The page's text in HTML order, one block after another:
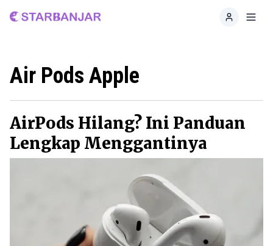
Home
Air Pods Apple
AirPods Hilang? Ini Panduan
Lengkap Menggantinya